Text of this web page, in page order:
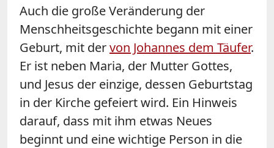
Auch die große Veränderung der
Menschheitsgeschichte begann mit einer
Geburt, mit dervon Johannes dem Täufer.
Er ist neben Maria, der Mutter Gottes,
und Jesus der einzige, dessen Geburtstag
in der Kirche gefeiert wird. Ein Hinweis
darauf, dass mit ihm etwas Neues
beginnt und eine wichtige Person in die